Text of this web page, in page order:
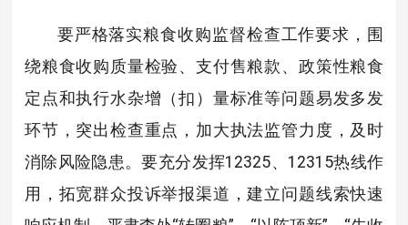
要严格落实粮食收购监督检查工作要求，围
绕粮食收购质量检验、支付售粮款、政策性粮食
定点和执行水杂增（扣）量标准等问题易发多发
环节，突出检查重点，加大执法监管力度，及时
消除风险隐患。要充分发挥12325、12315热线作
用，拓宽群众投诉举报渠道，建立问题线索快速